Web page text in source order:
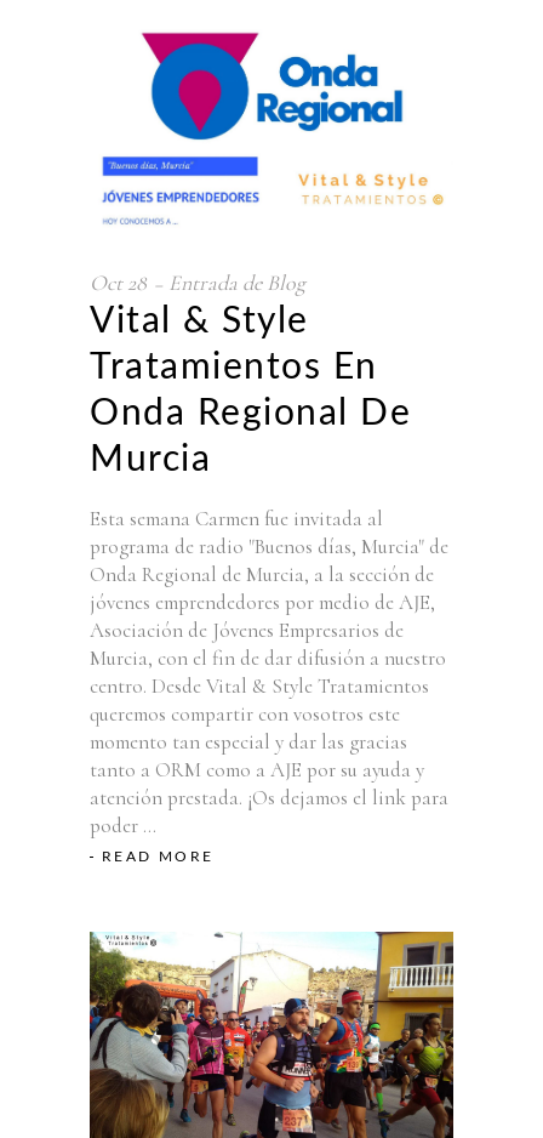
Oct 28 Entrada de Blog
Vital & Style
Tratamientos En
Onda Regional De
Murcia
Esta semana Carmen fue invitada al
programa de radio "Buenos días, Murcia" de
Onda Regional de Murcia, a la sección de
jóvenes emprendedores por medio de AJE,
Asociación de Jóvenes Empresarios de
Murcia, con el fin de dar difusión a nuestro
centro. Desde Vital & Style Tratamientos
queremos compartir con vosotros este
momento tan especial y dar las gracias
tanto a ORM como a AJE por su ayuda y
atención prestada. ¡Os dejamos el link para
poder
READ MORE